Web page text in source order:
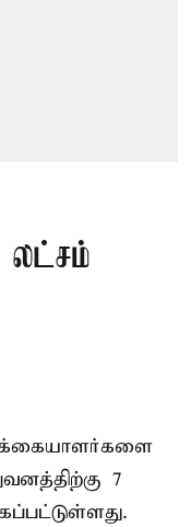
லட்சம்
7